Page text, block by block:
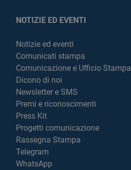
NOTIZIE ED EVENTI
Notizie ed eventi
Comunicati stampa
Comunicazione e Ufficio Stampa
Dicono di noi
Newsletter e SMS
Premi e riconoscimenti
Press Kit
Progetti comunicazione
Rassegna Stampa
Telegram
WhatsApp